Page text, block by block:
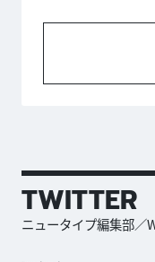
TWITTER
ニュータイプ編集部